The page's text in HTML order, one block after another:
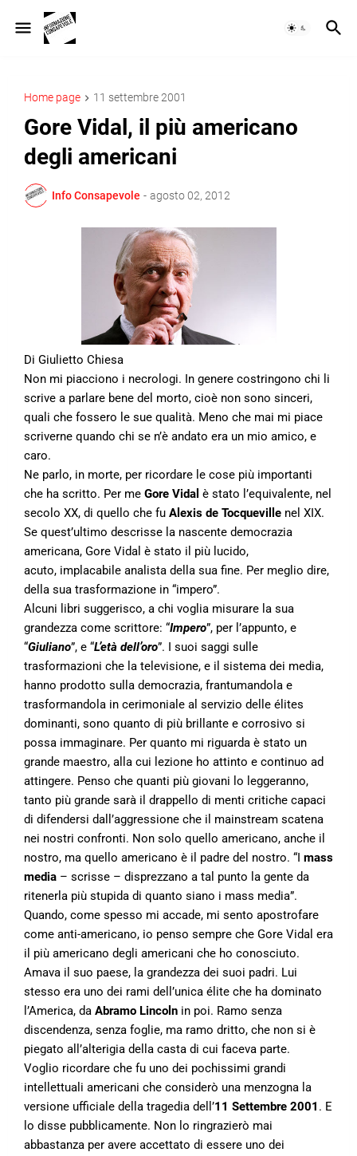
Home page 11 settembre 2001
Gore Vidal, il più americano
degli americani
Info Consapevole - agosto 02, 2012
Di Giulietto Chiesa
Non mi piacciono i necrologi. In genere costringono chi li
scrive a parlare bene del morto, cioè non sono sinceri,
quali che fossero le sue qualità. Meno che mai mi piace
scriverne quando chi se n’è andato era un mio amico, e
caro.
Ne parlo, in morte, per ricordare le cose più importanti
che ha scritto. Per me Gore Vidal è stato l’equivalente, nel
secolo XX, di quello che fu Alexis de Tocqueville nel XIX.
Se quest’ultimo descrisse la nascente democrazia
americana, Gore Vidal è stato il più lucido,
acuto, implacabile analista della sua fine. Per meglio dire,
della sua trasformazione in “impero”.
Alcuni libri suggerisco, a chi voglia misurare la sua
grandezza come scrittore: “Impero”, per l’appunto, e
“Giuliano”, e “L’età dell’oro”. I suoi saggi sulle
trasformazioni che la televisione, e il sistema dei media,
hanno prodotto sulla democrazia, frantumandola e
trasformandola in cerimoniale al servizio delle élites
dominanti, sono quanto di più brillante e corrosivo si
possa immaginare. Per quanto mi riguarda è stato un
grande maestro, alla cui lezione ho attinto e continuo ad
attingere. Penso che quanti più giovani lo leggeranno,
tanto più grande sarà il drappello di menti critiche capaci
di difendersi dall’aggressione che il mainstream scatena
nei nostri confronti. Non solo quello americano, anche il
nostro, ma quello americano è il padre del nostro. “I mass
media – scrisse – disprezzano a tal punto la gente da
ritenerla più stupida di quanto siano i mass media”.
Quando, come spesso mi accade, mi sento apostrofare
come anti-americano, io penso sempre che Gore Vidal era
il più americano degli americani che ho conosciuto.
Amava il suo paese, la grandezza dei suoi padri. Lui
stesso era uno dei rami dell’unica élite che ha dominato
l’America, da Abramo Lincoln in poi. Ramo senza
discendenza, senza foglie, ma ramo dritto, che non si è
piegato all’alterigia della casta di cui faceva parte.
Voglio ricordare che fu uno dei pochissimi grandi
intellettuali americani che considerò una menzogna la
versione ufficiale della tragedia dell’11 Settembre 2001 . E
lo disse pubblicamente. Non lo ringrazierò mai
abbastanza per avere accettato di essere uno dei